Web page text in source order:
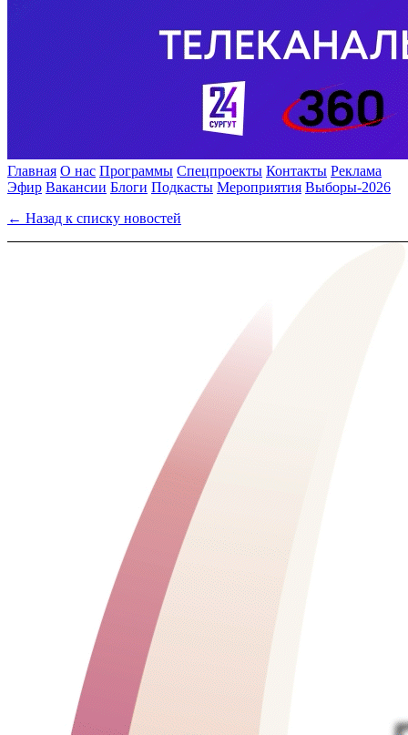
Главная О нас Программы Спецпроекты Контакты Реклама
Эфир Вакансии Блоги Подкасты Мероприятия Выборы-2026
← Назад к списку новостей